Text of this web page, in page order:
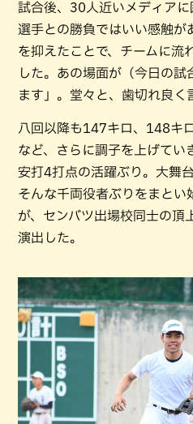
試合後、30人近いメディア
選手との勝負ではいい感触が
を抑えたことで、チームに流
した。あの場面が（今日の
ます」。堂々と、歯切れ良く
八回以降も147キロ、148キ
など、さらに調子を上げてい
安打4打点の活躍ぶり。大舞
そんな千両役者ぶりをまとい
が、センバツ出場校同士の頂
演出した。